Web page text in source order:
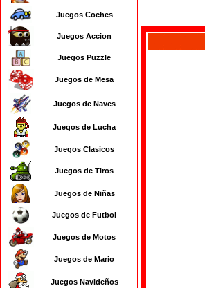
Juegos Coches
Juegos Accion
Juegos Puzzle
Juegos de Mesa
Juegos de Naves
Juegos de Lucha
Juegos Clasicos
Juegos de Tiros
Juegos de Niñas
Juegos de Futbol
Juegos de Motos
Juegos de Mario
Juegos Navideños